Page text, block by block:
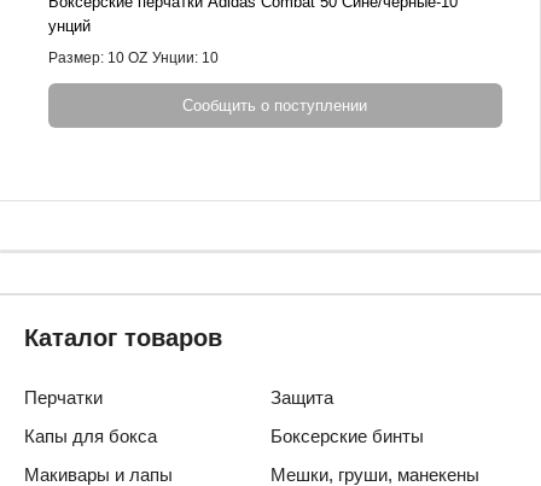
унций
Размер: 10 OZ Унции: 10
Сообщить о поступлении
Каталог товаров
Перчатки
Защита
Капы для бокса
Боксерские бинты
Макивары и лапы
Мешки, груши, манекены